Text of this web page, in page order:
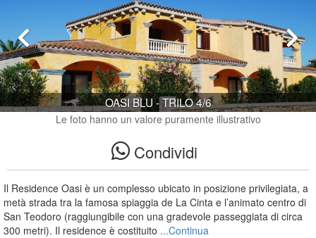
OASI BLU - TRILO 4/6
Le foto hanno un valore puramente illustrativo
Condividi
Il Residence Oasi è un complesso ubicato in posizione privilegiata, a
metà strada tra la famosa spiaggia de La Cinta e l’animato centro di
San Teodoro (raggiungibile con una gradevole passeggiata di circa
300 metri). Il residence è costituito ...Continua